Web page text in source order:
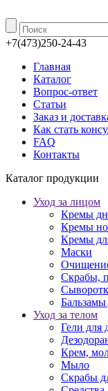
+7(473)250-24-43
Главная
Каталог
Вопрос-ответ
Статьи
Заказ и
Как стать
FAQ
Контакты
Каталог продукции
Уход за лицом
Кремы
Кремы
Кремы
Маски
Скрабы,
Бальзамы
Уход за телом
Гели для
Крем,
Мыло
Скрабы